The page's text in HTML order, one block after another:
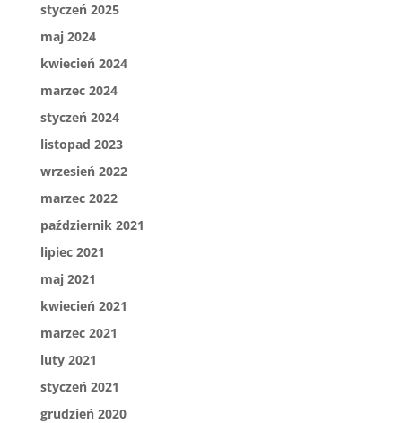
styczeń 2025
maj 2024
kwiecień 2024
marzec 2024
styczeń 2024
listopad 2023
wrzesień 2022
marzec 2022
październik 2021
lipiec 2021
maj 2021
kwiecień 2021
marzec 2021
luty 2021
styczeń 2021
grudzień 2020